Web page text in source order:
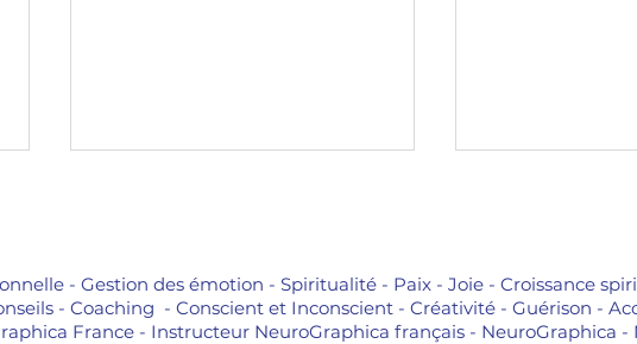
- Gestion des émotion - Spiritualité - Paix - Joie - Croissance
- Coaching - Conscient et Inconscient - Créativité - Guérison -
France - Instructeur NeuroGraphica français - NeuroGraphica -